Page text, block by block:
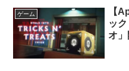
ゲーム
【
ッ
オ